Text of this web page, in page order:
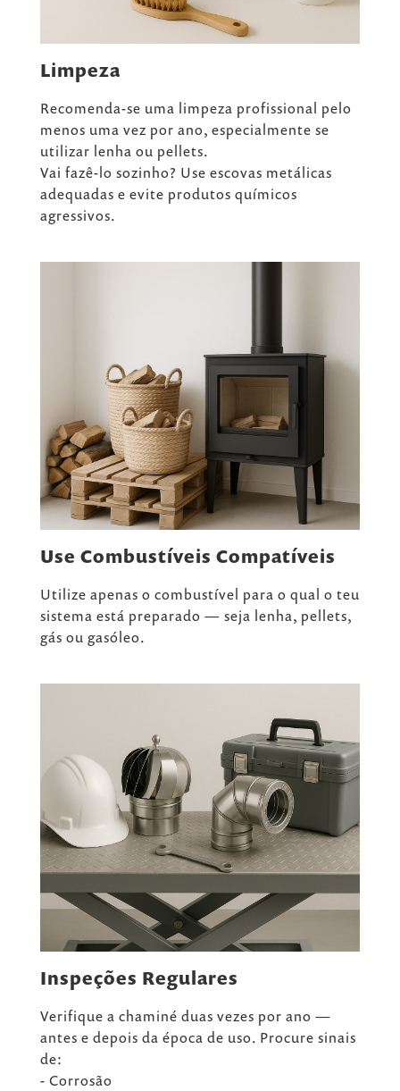
Limpeza
Recomenda-se uma limpeza profissional pelo
menos uma vez por ano, especialmente se
utilizar lenha ou pellets.
Vai fazê-lo sozinho? Use escovas metálicas
adequadas e evite produtos químicos
agressivos.
Use Combustíveis Compatíveis
Utilize apenas o combustível para o qual o teu
sistema está preparado — seja lenha, pellets,
gás ou gasóleo.
Inspeções Regulares
Verifique a chaminé duas vezes por ano —
antes e depois da época de uso. Procure sinais
de:
- Corrosão